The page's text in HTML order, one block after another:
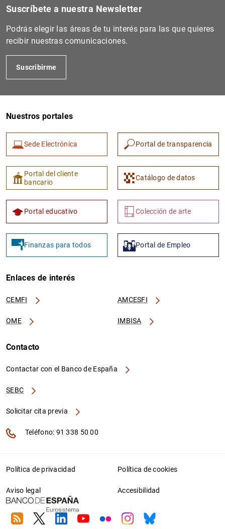
Suscríbete a nuestra Newsletter
Podrás elegir las áreas de tu interés para las que quieres
recibir nuestras comunicaciones.
Suscribirme
Nuestros portales
Sede Electrónica Portal de transparencia
Portal del cliente
bancario
Catálogo de datos
Portal educativo Colección de arte
Finanzas para todos Portal de Empleo
Enlaces de interés
CEMFI AMCESFI
OME IMBISA
Contacto
Contactar con el Banco de España
SEBC
Solicitar cita previa
Teléfono: 91 338 50 00
Política de privacidad Política de cookies
Aviso legal Accesibilidad
RSS TwitterLinkedin
YoutubeFlickrInstagram
Bluesky